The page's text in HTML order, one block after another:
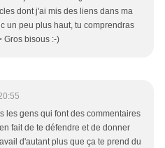
dont j'ai mis des liens dans ma
un peu plus haut, tu comprendras
Gros bisous :-)
les gens qui font des commentaires
fait de te défendre et de donner
d'autant plus que ça te prend du